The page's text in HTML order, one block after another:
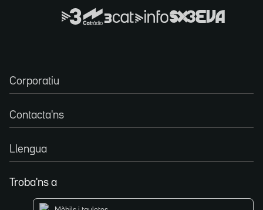
Corporatiu
Contacta'ns
Llengua
Troba'ns a